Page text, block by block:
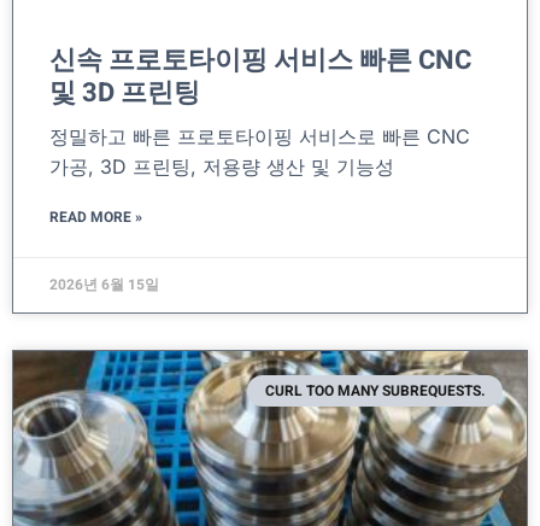
신속 프로토타이핑 서비스 빠른 CNC
및 3D 프린팅
정밀하고 빠른 프로토타이핑 서비스로 빠른 CNC
가공, 3D 프린팅, 저용량 생산 및 기능성
READ MORE »
2026년 6월 15일
CURL TOO MANY SUBREQUESTS.